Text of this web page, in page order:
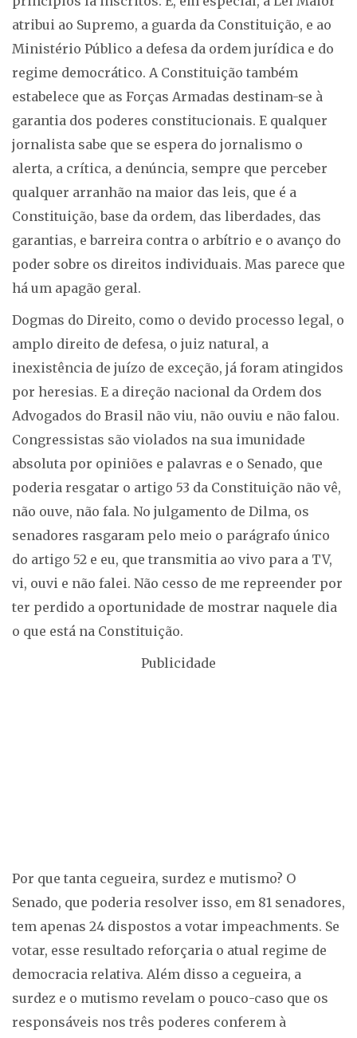
atribui ao Supremo, a guarda da Constituição, e ao
Ministério Público a defesa da ordem jurídica e do
regime democrático. A Constituição também
estabelece que as Forças Armadas destinam-se à
garantia dos poderes constitucionais. E qualquer
jornalista sabe que se espera do jornalismo o
alerta, a crítica, a denúncia, sempre que perceber
qualquer arranhão na maior das leis, que é a
Constituição, base da ordem, das liberdades, das
garantias, e barreira contra o arbítrio e o avanço do
poder sobre os direitos individuais. Mas parece que
há um apagão geral.
Dogmas do Direito, como o devido processo legal, o
amplo direito de defesa, o juiz natural, a
inexistência de juízo de exceção, já foram atingidos
por heresias. E a direção nacional da Ordem dos
Advogados do Brasil não viu, não ouviu e não falou.
Congressistas são violados na sua imunidade
absoluta por opiniões e palavras e o Senado, que
poderia resgatar o artigo 53 da Constituição não vê,
não ouve, não fala. No julgamento de Dilma, os
senadores rasgaram pelo meio o parágrafo único
do artigo 52 e eu, que transmitia ao vivo para a TV,
vi, ouvi e não falei. Não cesso de me repreender por
ter perdido a oportunidade de mostrar naquele dia
o que está na Constituição.
Publicidade
Por que tanta cegueira, surdez e mutismo? O
Senado, que poderia resolver isso, em 81 senadores,
tem apenas 24 dispostos a votar impeachments. Se
votar, esse resultado reforçaria o atual regime de
democracia relativa. Além disso a cegueira, a
surdez e o mutismo revelam o pouco-caso que os
responsáveis nos três poderes conferem à